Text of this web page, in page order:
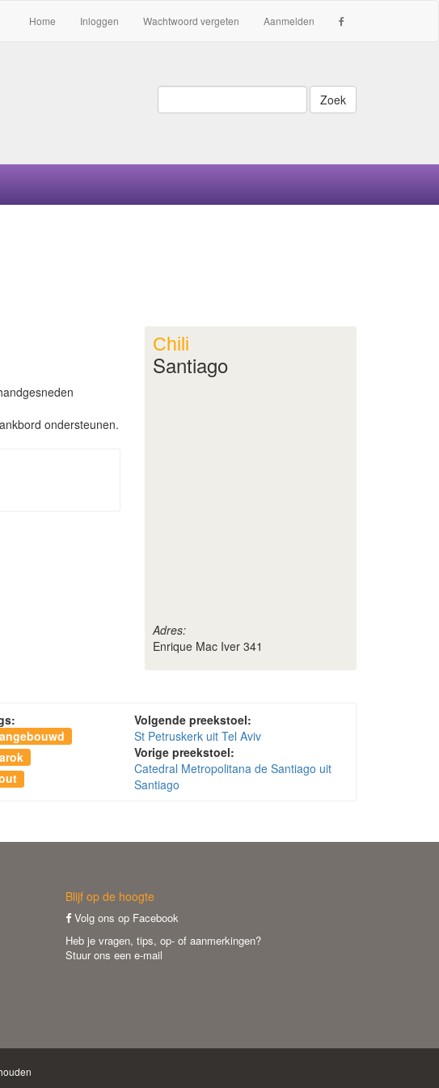
Home Inloggen Wachtwoord vergeten Aanmelden
Zoek
ondersteunen.
Chili
Santiago
Adres:
Enrique Mac Iver 341
Volgende preekstoel:
St Petruskerk uit Tel Aviv
Vorige preekstoel:
Catedral Metropolitana de Santiago uit
Santiago
Blijf op de hoogte
Volg ons op Facebook
Heb je vragen, tips, op- of aanmerkingen?
Stuur ons een e-mail